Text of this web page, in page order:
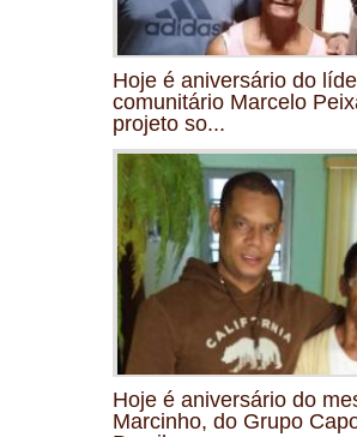
Hoje é aniversário do
comunitário Marcelo
projeto so...
Hoje é aniversário do
Marcinho, do Grupo